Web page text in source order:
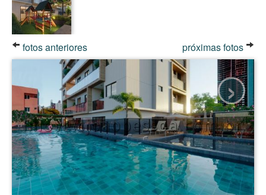
fotos anteriores próximas fotos
›